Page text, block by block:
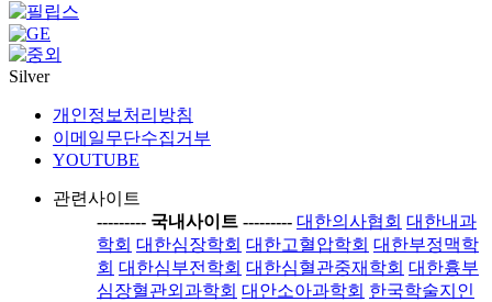
Silver
개인정보처리방침
이메일무단수집거부
YOUTUBE
관련사이트
--------- 국내사이트 --------- 대한의사협회 대한내과
학회 대한심장학회 대한고혈압학회 대한부정맥학
회 대한심부전학회 대한심혈관중재학회 대한흉부
심장혈관외과학회 대안소아과학회 한국학술지인